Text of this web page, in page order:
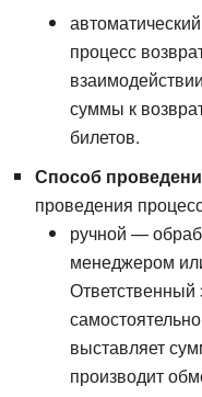
процесс
суммы к
билетов.
Способ
проведения
ручной —
менеджером
Ответственный
выставляет
производит